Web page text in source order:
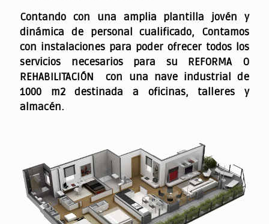
Contando con una amplia plantilla jovén y
dinámica de personal cualificado, Contamos
con instalaciones para poder ofrecer todos los
servicios necesarios para su REFORMA O
REHABILITACIÓN con una nave industrial de
1000 m2 destinada a oficinas, talleres y
almacén.